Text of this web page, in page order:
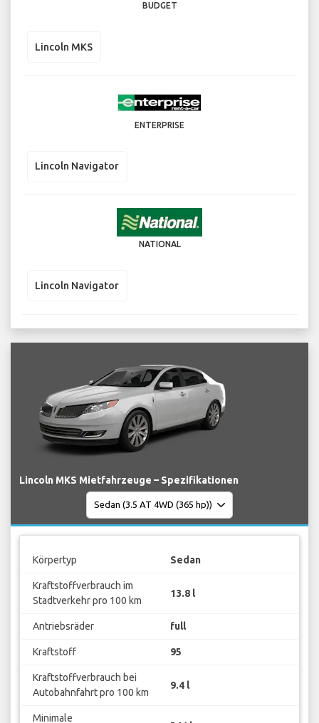
BUDGET
Lincoln MKS
ENTERPRISE
Lincoln Navigator
NATIONAL
Lincoln Navigator
Lincoln MKS Mietfahrzeuge – Spezifikationen
Körpertyp Sedan
Kraftstoffverbrauch im
Stadtverkehr pro 100 km
13.8 l
Antriebsräder full
Kraftstoff 95
Kraftstoffverbrauch bei
Autobahnfahrt pro 100 km
9.4 l
Minimale